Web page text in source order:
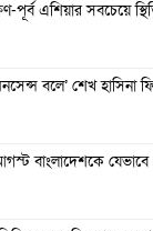
পূর্ব এশিয়ার সবচেয়ে
বলে’ শেখ হাসিনা
বাংলাদেশকে যেভাবে